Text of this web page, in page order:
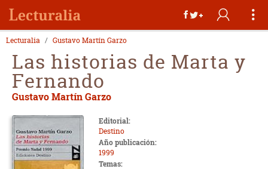
Lecturalia Gustavo Martín Garzo
Las historias de Marta y
Fernando
Gustavo Martín Garzo
Editorial:
Destino
Año publicación:
1999
Temas: